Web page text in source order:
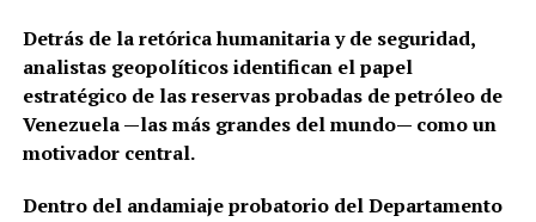
Detrás de la retórica humanitaria y de seguridad,
analistas geopolíticos identifican el papel
estratégico de las reservas probadas de petróleo de
Venezuela —las más grandes del mundo— como un
motivador central.
Dentro del andamiaje probatorio del Departamento